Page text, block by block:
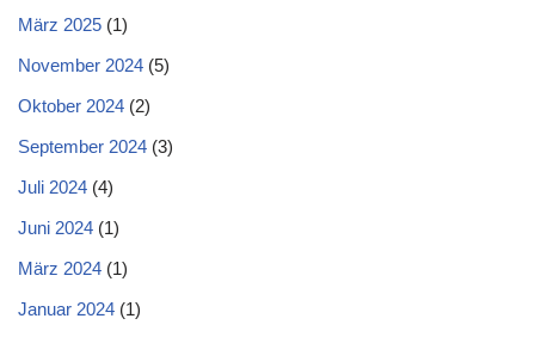
März 2025 (1)
November 2024 (5)
Oktober 2024 (2)
September 2024 (3)
Juli 2024 (4)
Juni 2024 (1)
März 2024 (1)
Januar 2024 (1)